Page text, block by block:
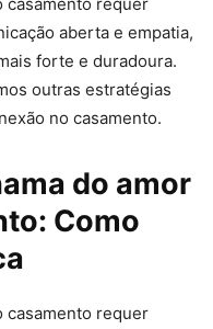
aberta e empatia,
forte e duradoura.
outras estratégias
no casamento.
do amor
Como
casamento requer